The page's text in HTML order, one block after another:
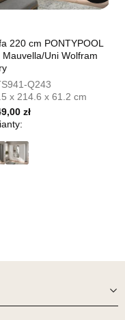
220 cm PONTYPOOL
Mauvella/Uni Wolfram
Q243
x 214.6 x 61.2 cm
zł